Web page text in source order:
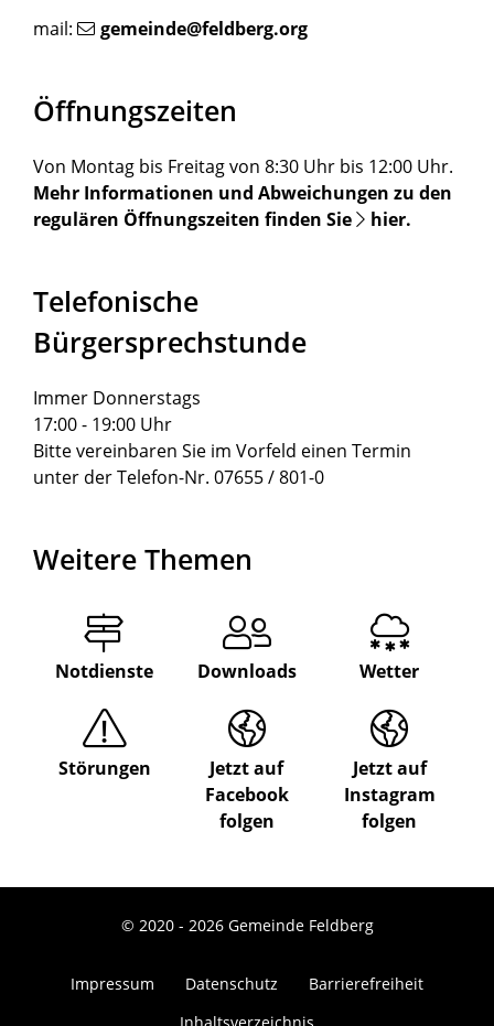
mail: gemeinde@feldberg.org
Öffnungszeiten
Von Montag bis Freitag von 8:30 Uhr bis 12:00 Uhr.
Mehr Informationen und Abweichungen zu den
regulären Öffnungszeiten finden Sie
hier.
Telefonische
Bürgersprechstunde
Immer Donnerstags
17:00 - 19:00 Uhr
Bitte vereinbaren Sie im Vorfeld einen Termin
unter der Telefon-Nr. 07655 / 801-0
Weitere Themen
Notdienste Downloads Wetter
Störungen
Jetzt auf
Facebook
folgen
Jetzt auf
Instagram
folgen
© 2020 - 2026 Gemeinde Feldberg
Impressum Datenschutz
Barrierefreiheit